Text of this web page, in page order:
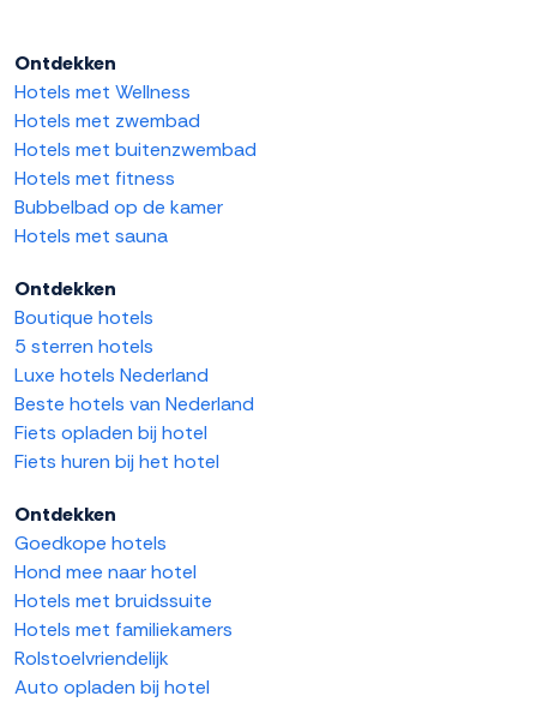
Ontdekken
Hotels met Wellness
Hotels met zwembad
Hotels met buitenzwembad
Hotels met fitness
Bubbelbad op de kamer
Hotels met sauna
Ontdekken
Boutique hotels
5 sterren hotels
Luxe hotels Nederland
Beste hotels van Nederland
Fiets opladen bij hotel
Fiets huren bij het hotel
Ontdekken
Goedkope hotels
Hond mee naar hotel
Hotels met bruidssuite
Hotels met familiekamers
Rolstoelvriendelijk
Auto opladen bij hotel